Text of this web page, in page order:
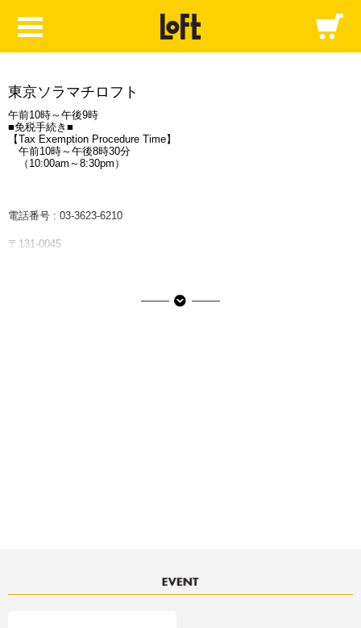
東京ソラマチロフト
午前10時～午後9時
■免税手続き■
【Tax Exemption Procedure Time】
午前10時～午後8時30分
（10:00am～8:30pm）
電話番号 : 03-3623-6210
〒131-0045
半蔵門線・都営浅草線・京成押上線「押上駅」直結(B3出口方面改札)